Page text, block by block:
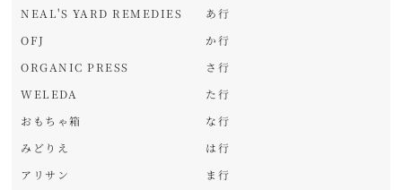
NEAL'S YARD REMEDIES
OFJ
ORGANIC PRESS
WELEDA
おもちゃ箱
みどりえ
アリサン
あ行
か行
さ行
た行
な行
は行
ま行